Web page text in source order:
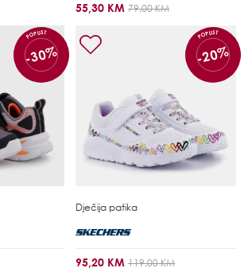
55,30 KM 79,00 KM
POPUST
-30%
POPUST
-20%
Dječija patika
95,20 KM 119,00 KM